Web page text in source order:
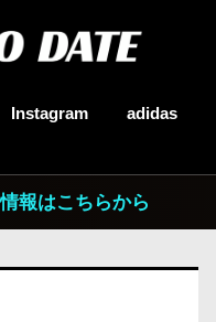
Instagram adidas
報はこちらから